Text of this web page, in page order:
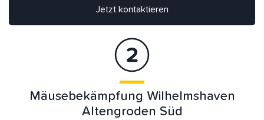
Jetzt kontaktieren
Mäusebekämpfung Wilhelmshaven
Altengroden Süd